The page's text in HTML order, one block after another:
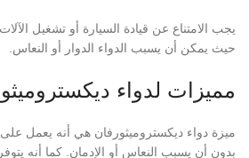
يجب الامتناع عن قيادة السيارة أو تشغيل الآلات
حيث يمكن أن يسبب الدواء الدوار أو النعاس.
مميزات لدواء
ميزة دواء ديكستروميثورفان هي أنه يعمل
بدون أن يسبب النعاس أو الإدمان. كما أنه